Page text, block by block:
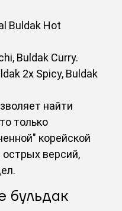
Buldak Hot
Buldak Curry.
2x Spicy, Buldak
найти
только
корейской
версий,
бульдак